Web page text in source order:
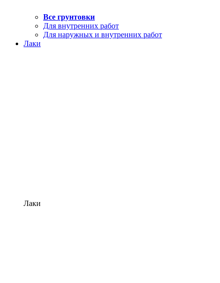
Все грунтовки
Для внутренних работ
Для наружных и внутренних работ
Лаки
Лаки